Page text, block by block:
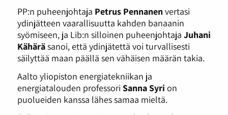
PP:n puheenjohtaja Petrus Pennanenvertasi
ydinjätteen vaarallisuutta kahden banaanin
syömiseen, ja Lib:n silloinen puheenjohtaja Juhani
Kähäräsanoi, että ydinjätettä voi turvallisesti
säilyttää maan päällä sen vähäisen määrän takia.
Aalto yliopiston energiatekniikan ja
energiatalouden professori Sanna Syri on
puolueiden kanssa lähes samaa mieltä.